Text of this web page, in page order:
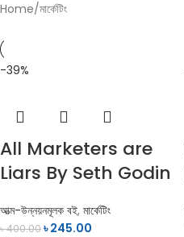
Home মার্কেটিং
-39%
All Marketers are
Liars By Seth Godin
আত্ম-উন্নয়নমূলক বই, মার্কেটিং
৳400.00৳245.00